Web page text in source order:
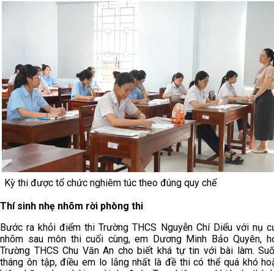
Kỳ thi được tổ chức nghiêm túc theo đúng quy chế
Thí sinh nhẹ nhõm rời phòng thi
Bước ra khỏi điểm thi Trường THCS Nguyễn Chí Diểu với nụ
nhõm sau môn thi cuối cùng, em Dương Minh Bảo Quyên,
Trường THCS Chu Văn An cho biết khá tự tin với bài làm.
tháng ôn tập, điều em lo lắng nhất là đề thi có thể quá khó